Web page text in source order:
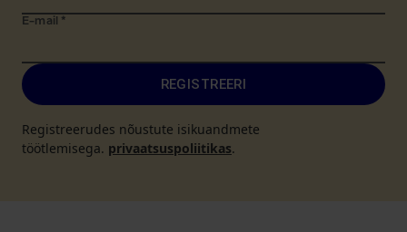
E-mail *
REGISTREERI
Registreerudes nõustute isikuandmete
töötlemisega. privaatsuspoliitikas.